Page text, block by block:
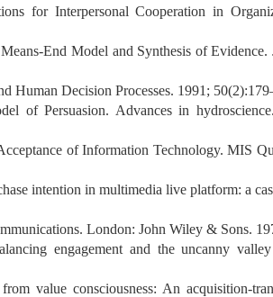
for Interpersonal Cooperation in
End Model and Synthesis of Evidence.
Human Decision Processes. 1991;
of Persuasion. Advances in
of Information Technology. MIS
intention in multimedia live platform: a
London: John Wiley & Sons.
engagement and the uncanny
value consciousness: An acquisition-